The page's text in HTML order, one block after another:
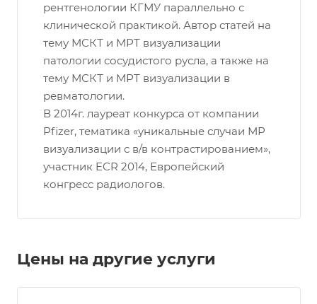
рентгенологии КГМУ параллельно с
клинической практикой. Автор статей на
тему МСКТ и МРТ визуализации
патологии сосудистого русла, а также на
тему МСКТ и МРТ визуализации в
ревматологии.
В 2014г. лауреат конкурса от компании
Pfizer, тематика «уникальные случаи МР
визуализации с в/в контрастированием»,
участник ECR 2014, Европейский
конгресс радиологов.
Цены на другие услуги